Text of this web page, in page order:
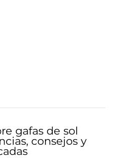
gafas de sol
consejos y